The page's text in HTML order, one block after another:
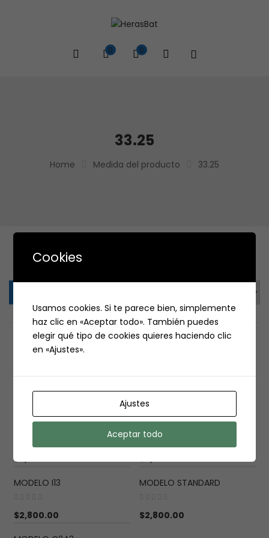
0 0
33.25
Home Medida del producto 33.25
$2,800.00
MODELO 271
$
MODELO I13
$2,800.00
MODELO STANDARD
$2,800.00
Cookies
Usamos cookies. Si te parece bien, simplemente
haz clic en «Aceptar todo». También puedes
elegir qué tipo de cookies quieres haciendo clic
en «Ajustes».
Ajustes
Aceptar todo